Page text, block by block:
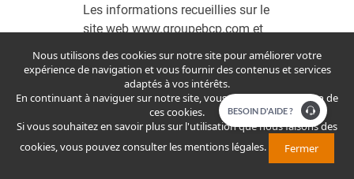
Les informations recueillies sur le
site web www.groupebcp.com et
ses sous-sites font l’objet d’un
traitement dans le but de
répondre aux différentes
demandes formulées par les
internautes.
Conformément à la loi n° 09-08
Nous utilisons des cookies sur notre site pour améliorer votre
expérience de navigation et vous fournir des contenus et services
adaptés à vos intérêts.
En continuant à naviguer sur notre site, vous acceptez l'utilisation de
ces cookies.
Si vous souhaitez en savoir plus sur l'utilisation que nous faisons des
cookies, vous pouvez consulter les mentions légales. Fermer
​​​BESOIN D'AIDE ?